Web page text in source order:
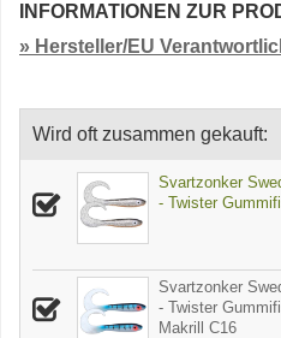
INFORMATIONEN ZUR
» Hersteller/EU
Wird oft zusammen gekauft:
Svartzonker
- Twister
Svartzonker
- Twister
Makrill C16